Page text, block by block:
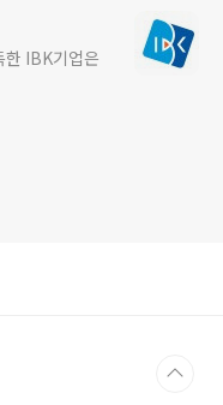
한 IBK기업은